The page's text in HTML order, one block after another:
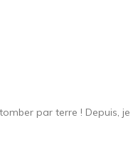
par terre ! Depuis, je